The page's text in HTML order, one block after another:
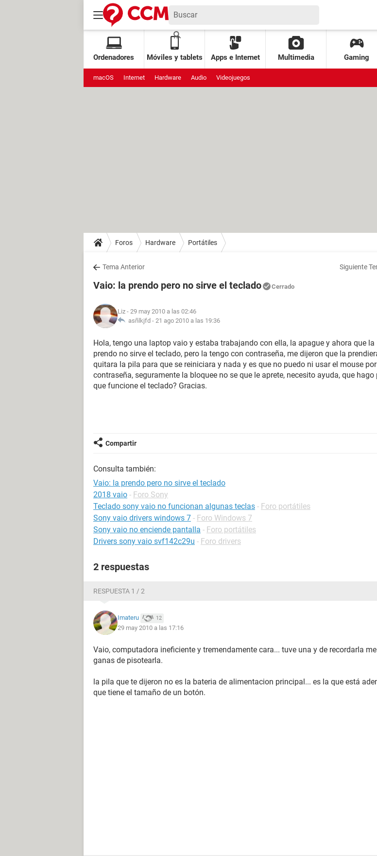
Ordenadores Móviles y tablets Apps e Internet Multimedia Gaming
macOS Internet Hardware Audio Videojuegos
Foros Hardware Portátiles
Tema Anterior Siguiente
Vaio: la prendo pero no sirve el teclado Cerrado
Liz - 29 may 2010 a las 02:46
asñlkjfd - 21 ago 2010 a las 19:36
Hola, tengo una laptop vaio y estaba trabajando con ella, la apague y ahora que la
prendo no sirve el teclado, pero la tengo con contraseña, me dijeron que la
quitara la pila para que se reiniciara y nada y es que no puedo ni usar el mouse
contraseña, seguramente la bloquee no se que le aprete, necesito ayuda, que hago
que funcione el teclado? Gracias.
Compartir
Consulta también:
Vaio: la prendo pero no sirve el teclado
2018 vaio - Foro Sony
Teclado sony vaio no funcionan algunas teclas - Foro portátiles
Sony vaio drivers windows 7 - Foro Windows 7
Sony vaio no enciende pantalla - Foro portátiles
Drivers sony vaio svf142c29u - Foro drivers
2 respuestas
RESPUESTA 1 / 2
Imateru 12
29 may 2010 a las 17:16
Vaio, computadora ineficiente y tremendamente cara... tuve una y de recordarla
ganas de pisotearla.
la pila que te dijeron no es la bateria de alimentacion principal... es la que está
que tiene el tamaño de un botón.